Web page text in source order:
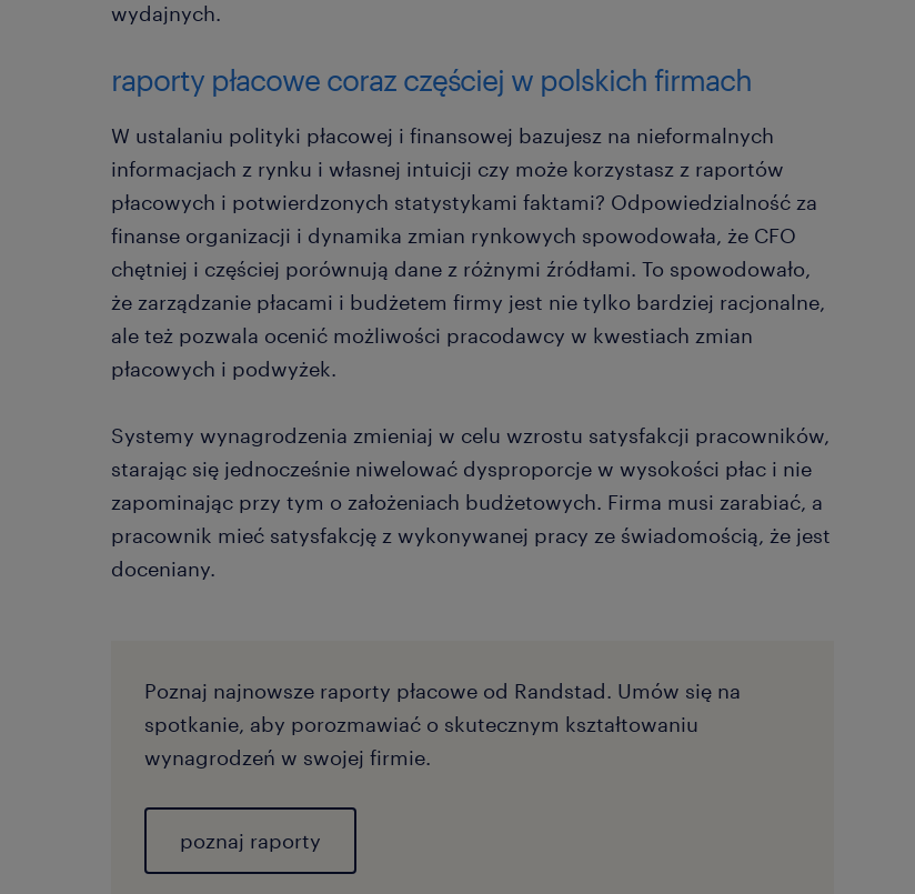
wydajnych.
raporty płacowe coraz częściej w polskich firmach
W ustalaniu polityki płacowej i finansowej bazujesz na nieformalnych
informacjach z rynku i własnej intuicji czy może korzystasz z raportów
płacowych i potwierdzonych statystykami faktami? Odpowiedzialność za
finanse organizacji i dynamika zmian rynkowych spowodowała, że CFO
chętniej i częściej porównują dane z różnymi źródłami. To spowodowało,
że zarządzanie płacami i budżetem firmy jest nie tylko bardziej racjonalne,
ale też pozwala ocenić możliwości pracodawcy w kwestiach zmian
płacowych i podwyżek.
Systemy wynagrodzenia zmieniaj w celu wzrostu satysfakcji pracowników,
starając się jednocześnie niwelować dysproporcje w wysokości płac i nie
zapominając przy tym o założeniach budżetowych. Firma musi zarabiać, a
pracownik mieć satysfakcję z wykonywanej pracy ze świadomością, że jest
doceniany.
Poznaj najnowsze raporty płacowe od Randstad. Umów się na
spotkanie, aby porozmawiać o skutecznym kształtowaniu
wynagrodzeń w swojej firmie.
poznaj raporty